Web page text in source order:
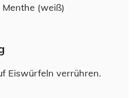
Menthe (weiß)
Eiswürfeln verrühren.